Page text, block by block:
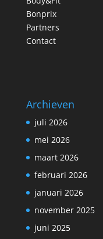
Bonprix
Partners
Contact
Archieven
juli 2026
mei 2026
maart 2026
februari 2026
januari 2026
november 2025
juni 2025